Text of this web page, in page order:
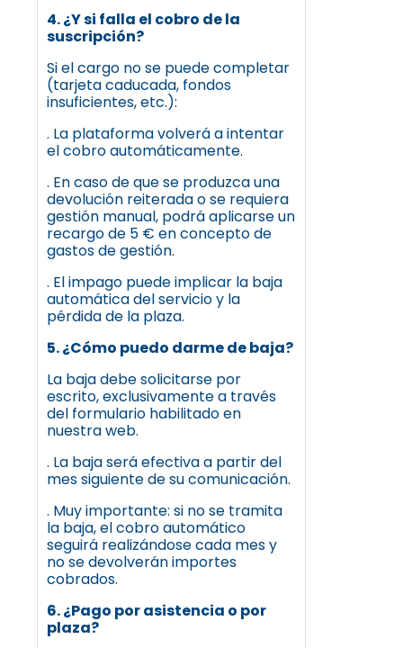
4. ¿Y si falla el cobro de la
suscripción?
Si el cargo no se puede completar
(tarjeta caducada, fondos
insuficientes, etc.):
. La plataforma volverá a intentar
el cobro automáticamente.
. En caso de que se produzca una
devolución reiterada o se requiera
gestión manual, podrá aplicarse un
recargo de 5 € en concepto de
gastos de gestión.
. El impago puede implicar la baja
automática del servicio y la
pérdida de la plaza.
5. ¿Cómo puedo darme de baja?
La baja debe solicitarse por
escrito, exclusivamente a través
del formulario habilitado en
nuestra web.
. La baja será efectiva a partir del
mes siguiente de su comunicación.
. Muy importante: si no se tramita
la baja, el cobro automático
seguirá realizándose cada mes y
no se devolverán importes
cobrados.
6. ¿Pago por asistencia o por
plaza?